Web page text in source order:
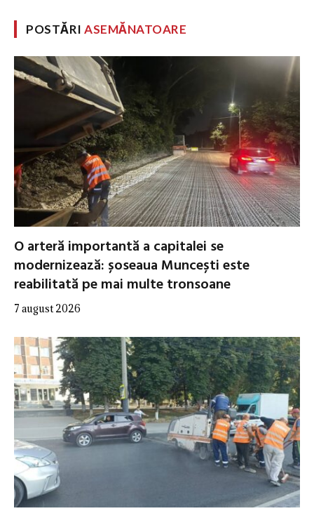
POSTĂRIASEMĂNATOARE
O arteră importantă a capitalei se
modernizează: șoseaua Muncești este
reabilitată pe mai multe tronsoane
7 august 2026